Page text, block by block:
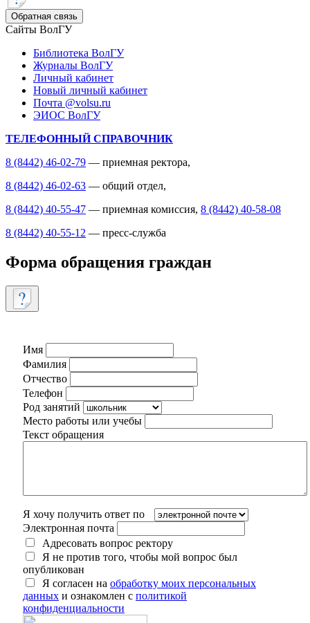
Обратная связь
Сайты ВолГУ
Библиотека ВолГУ
Журналы ВолГУ
Личный кабинет
Новый личный кабинет
Почта @volsu.ru
ЭИОС ВолГУ
ТЕЛЕФОННЫЙ СПРАВОЧНИК
8 (8442) 46-02-79 — приемная ректора,
8 (8442) 46-02-63 — общий отдел,
8 (8442) 40-55-47 — приемная комиссия, 8 (8442) 40-58-08
8 (8442) 40-55-12 — пресс-служба
Форма обращения граждан
Имя
Фамилия
Отчество
Телефон
Род занятий
Место работы или учебы
Текст обращения
Я хочу получить ответ по
Электронная почта
Адресовать вопрос ректору
Я не против того, чтобы мой вопрос был
опубликован
Я согласен на обработку моих персональных
данных и ознакомлен с политикой
конфиденциальности